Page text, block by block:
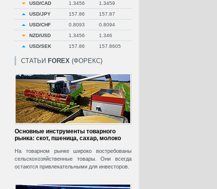
USD/CAD
1.3456
1.3459
USD/JPY
157.86
157.87
USD/CHF
0.8093
0.8094
NZD/USD
1.3456
1.346
USD/SEK
157.86 157.8605
СТАТЬИ FOREX (ФОРЕКС)
Основные инструменты товарного
рынка: скот, пшеница, сахар, молоко
На товарном рынке широко востребованы
сельскохозяйственные товары. Они всегда
остаются привлекательными для инвесторов.